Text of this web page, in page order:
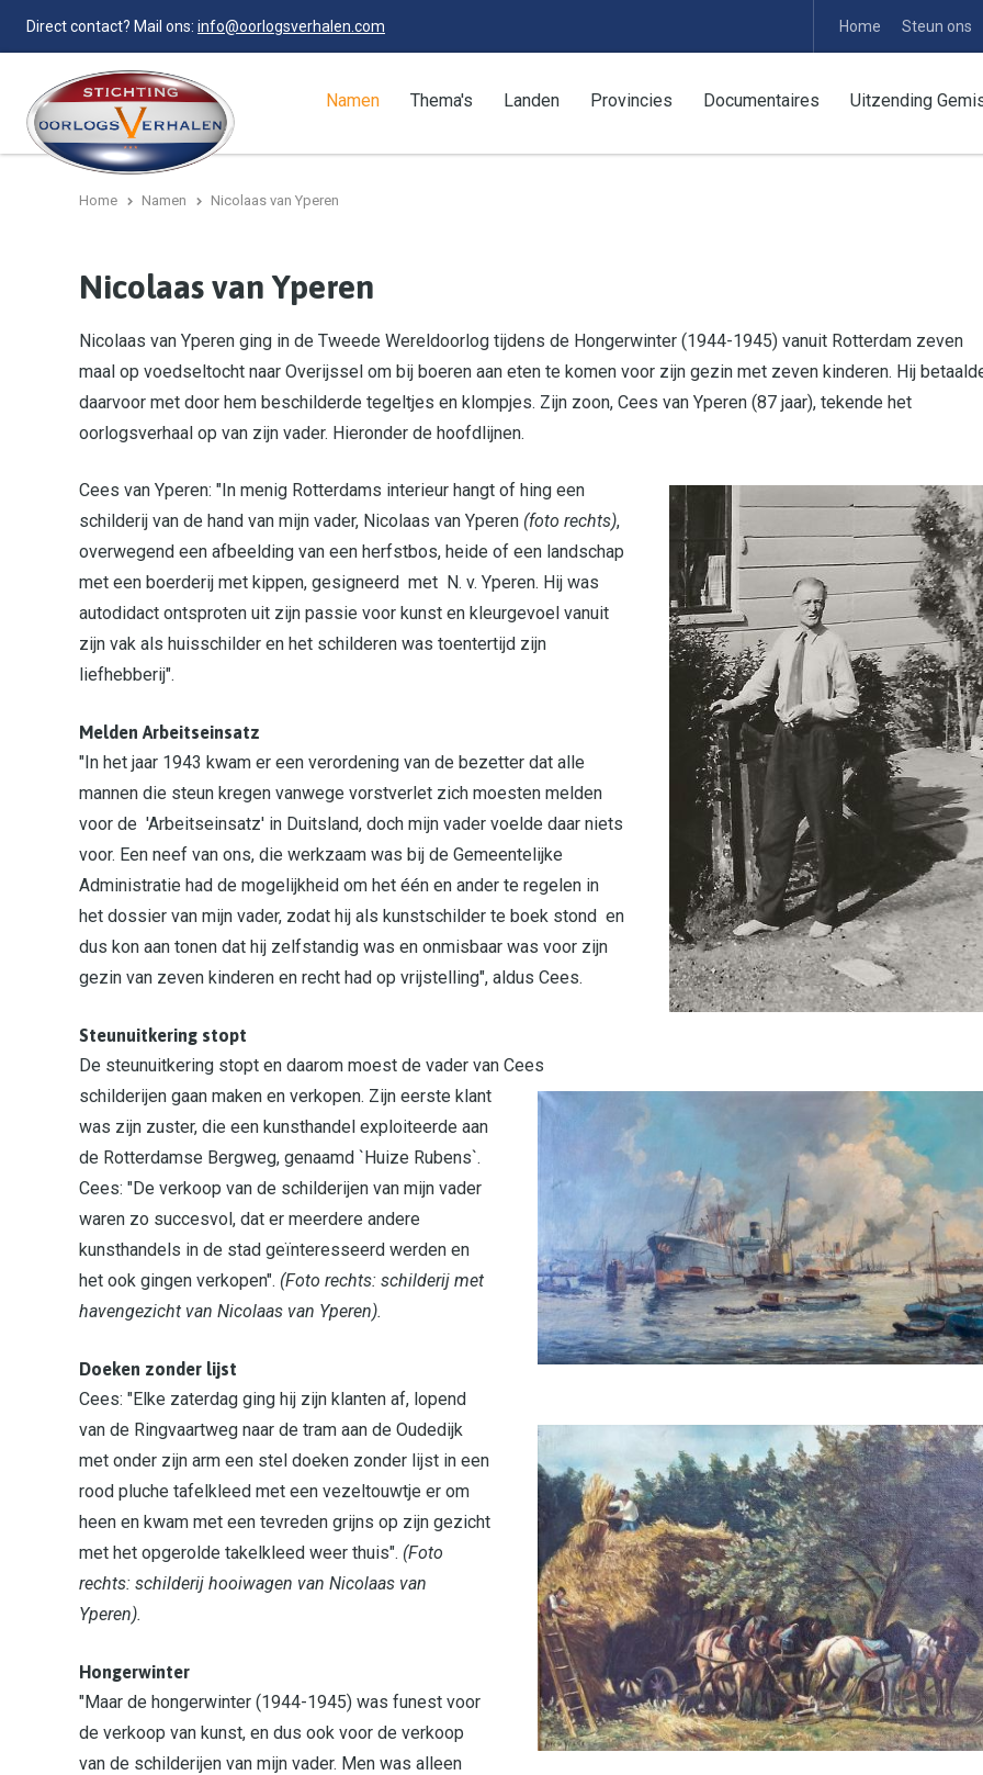
Direct contact? Mail ons: info@oorlogsverhalen.com Home Steun ons
Namen Thema's Landen Provincies Documentaires Uitzending
Home Namen Nicolaas van Yperen
Nicolaas van Yperen
Nicolaas van Yperen ging in de Tweede Wereldoorlog tijdens de Hongerwinter (1944-1945) vanuit Rotterdam zeven
maal op voedseltocht naar Overijssel om bij boeren aan eten te komen voor zijn gezin met zeven kinderen. Hij
daarvoor met door hem beschilderde tegeltjes en klompjes. Zijn zoon, Cees van Yperen (87 jaar), tekende het
oorlogsverhaal op van zijn vader. Hieronder de hoofdlijnen.
Cees van Yperen: "In menig Rotterdams interieur hangt of hing een
schilderij van de hand van mijn vader, Nicolaas van Yperen (foto rechts),
overwegend een afbeelding van een herfstbos, heide of een landschap
met een boerderij met kippen, gesigneerd met N. v. Yperen. Hij was
autodidact ontsproten uit zijn passie voor kunst en kleurgevoel vanuit
zijn vak als huisschilder en het schilderen was toentertijd zijn
liefhebberij".
Melden Arbeitseinsatz
"In het jaar 1943 kwam er een verordening van de bezetter dat alle
mannen die steun kregen vanwege vorstverlet zich moesten melden
voor de 'Arbeitseinsatz' in Duitsland, doch mijn vader voelde daar niets
voor. Een neef van ons, die werkzaam was bij de Gemeentelijke
Administratie had de mogelijkheid om het één en ander te regelen in
het dossier van mijn vader, zodat hij als kunstschilder te boek stond en
dus kon aan tonen dat hij zelfstandig was en onmisbaar was voor zijn
gezin van zeven kinderen en recht had op vrijstelling", aldus Cees.
Steunuitkering stopt
De steunuitkering stopt en daarom moest de vader van Cees
schilderijen gaan maken en verkopen. Zijn eerste klant
was zijn zuster, die een kunsthandel exploiteerde aan
de Rotterdamse Bergweg, genaamd `Huize Rubens`.
Cees: "De verkoop van de schilderijen van mijn vader
waren zo succesvol, dat er meerdere andere
kunsthandels in de stad geïnteresseerd werden en
het ook gingen verkopen". (Foto rechts: schilderij met
havengezicht van Nicolaas van Yperen).
Doeken zonder lijst
Cees: "Elke zaterdag ging hij zijn klanten af, lopend
van de Ringvaartweg naar de tram aan de Oudedijk
met onder zijn arm een stel doeken zonder lijst in een
rood pluche tafelkleed met een vezeltouwtje er om
heen en kwam met een tevreden grijns op zijn gezicht
met het opgerolde takelkleed weer thuis". (Foto
rechts: schilderij hooiwagen van Nicolaas van
Yperen).
Hongerwinter
"Maar de hongerwinter (1944-1945) was funest voor
de verkoop van kunst, en dus ook voor de verkoop
van de schilderijen van mijn vader. Men was alleen